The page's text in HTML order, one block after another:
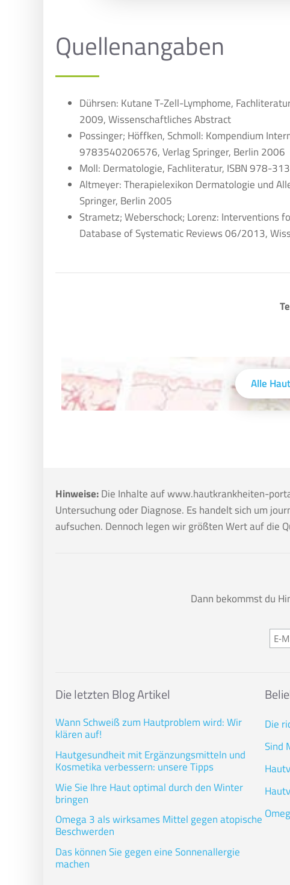
Quellenangaben
Dührsen: Kutane T-Zell-Lymphome,
2009, Wissenschaftliches Abstract
Possinger; Höffken, Schmoll: Kompendium
9783540206576, Verlag Springer, Berlin 2006
Moll: Dermatologie, Fachliteratur, ISBN 978-
Altmeyer: Therapielexikon Dermatologie und
Springer, Berlin 2005
Strametz; Weberschock; Lorenz: Interventions
Database of Systematic Reviews 06/2013,
Alle
Hinweise:Die Inhalte auf www.hautkrankheiten-
Untersuchung oder Diagnose. Es handelt sich um
aufsuchen. Dennoch legen wir größten Wert auf die
Dann bekommst du
Die letzten Blog Artikel
Wann Schweiß zum Hautproblem wird: Wir
klären auf!
Hautgesundheit mit Ergänzungsmitteln und
Kosmetika verbessern: unsere Tipps
Wie Sie Ihre Haut optimal durch den Winter
bringen
Omega 3 als wirksames Mittel gegen atopische
Beschwerden
Das können Sie gegen eine Sonnenallergie
machen
Die
Sind